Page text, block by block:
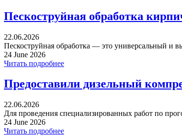
Пескоструйная обработка
22.06.2026
Пескоструйная обработка — это универсальный и
24 June 2026
Читать подробнее
Предоставили дизельный
22.06.2026
Для проведения специализированных работ по
24 June 2026
Читать подробнее